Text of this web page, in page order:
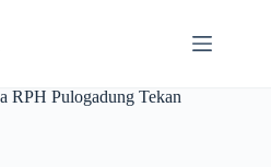
RPH Pulogadung Tekan